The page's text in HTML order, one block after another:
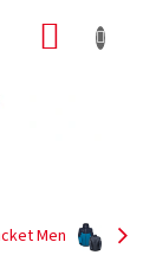
Men